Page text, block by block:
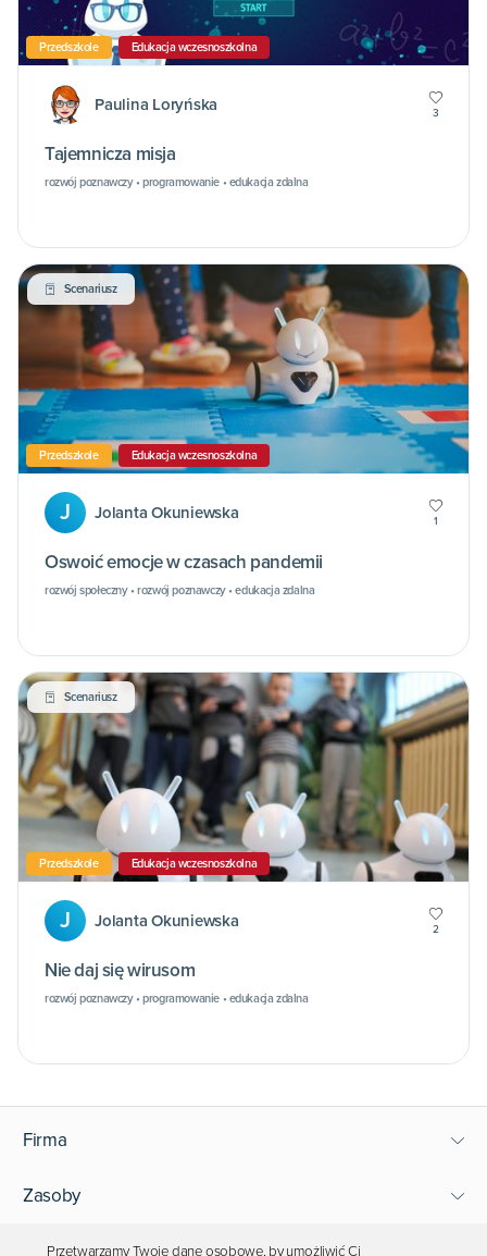
Przedszkole Edukacja wczesnoszkolna
Paulina Loryńska 3
Tajemnicza misja
rozwój poznawczy • programowanie • edukacja zdalna
Scenariusz
Przedszkole Edukacja wczesnoszkolna
J Jolanta Okuniewska 1
Oswoić emocje w czasach pandemii
rozwój społeczny • rozwój poznawczy • edukacja zdalna
Scenariusz
Przedszkole Edukacja wczesnoszkolna
J Jolanta Okuniewska 2
Nie daj się wirusom
rozwój poznawczy • programowanie • edukacja zdalna
Firma
Zasoby
Wsparcie
Przetwarzamy Twoje dane osobowe, by umożliwić Ci